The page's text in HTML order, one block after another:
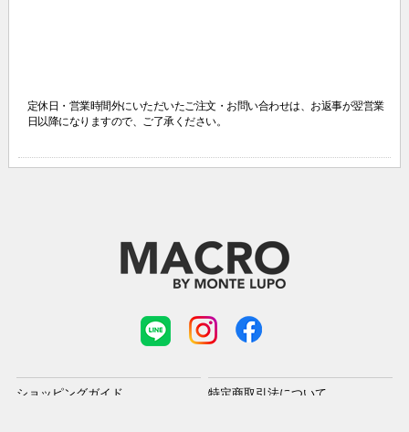
定休日・営業時間外にいただいたご注文・お問い合わせは、 お返事が翌営業
日以降になりますので、ご了承ください。
ショッピングガイド 特定商取引法について